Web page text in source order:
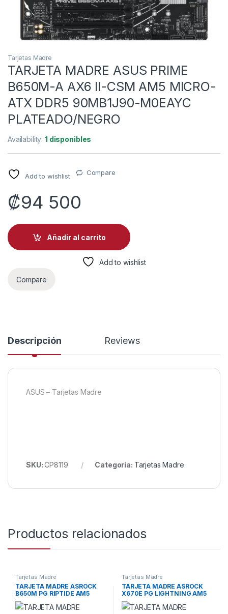
Tarjetas Madre
TARJETA MADRE ASUS PRIME
B650M-A AX6 II-CSM AM5 MICRO-
ATX DDR5 90MB1J90-M0EAYC
PLATEADO/NEGRO
Availability:1 disponibles
Add to wishlist Compare
₡94 500
Añadir al carrito
Add to wishlist
Compare
Descripción Reviews
ASUS – Tarjetas Madre
SKU:CP8119 Categoría: Tarjetas Madre
Productos relacionados
Tarjetas Madre
TARJETA MADRE ASROCK
B650M PG RIPTIDE AM5
MICRO-ATX DDR5 NEGRO
Tarjetas Madre
TARJETA MADRE ASROCK
X670E PG LIGHTNING AM5
ATX DDR5 NEGRO